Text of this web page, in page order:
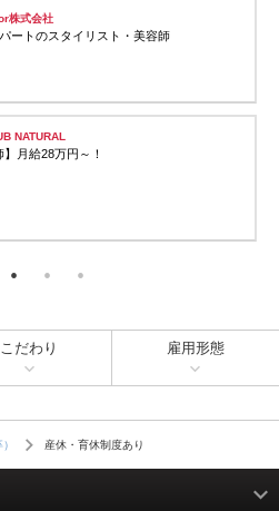
株式会社
ートのスタイリスト・美容師
NATURAL
】月給28万円～！
こだわり 雇用形態
産休・育休制度あり